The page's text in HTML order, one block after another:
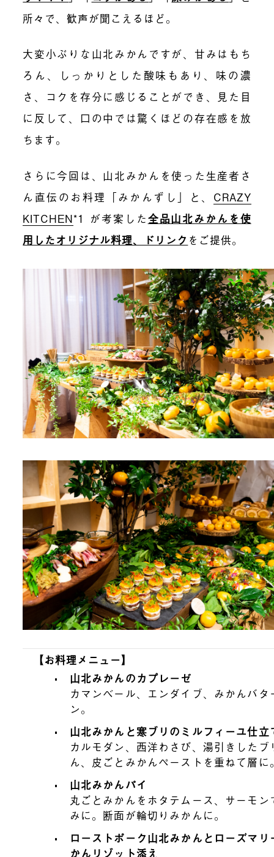
所々で、歓声が聞こえるほど。
大変小ぶりな山北みかんですが、甘みはもち
ろん、しっかりとした酸味もあり、味の濃
さ、コクを存分に感じることができ、見た目
に反して、口の中では驚くほどの存在感を放
ちます。
さらに今回は、山北みかんを使った生産者さ
ん直伝のお料理「みかんずし」と、 CRAZY
KITCHEN*1 が考案した全品山北みかんを使
用したオリジナル料理、ドリンク をご提供。
【お料理メニュー】
山北みかんのカプレーゼ
カマンベール、エンダイブ、みかんバタ
ン。
山北みかんと寒ブリのミルフィーユ仕立
カルモダン、西洋わさび、湯引きした
ん、皮ごとみかんペーストを重ねて層に
山北みかんパイ
丸ごとみかんをホタテムース、サーモ
みに。断面が輪切りみかんに。
ローストポーク山北みかんとローズマ
かんリゾット添え